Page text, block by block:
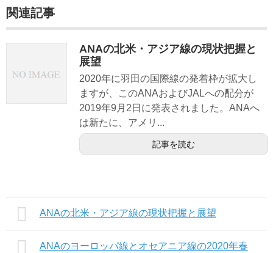
関連記事
ANAの北米・アジア線の現状把握と
展望
2020年に羽田の国際線の発着枠が拡大し
ますが、このANAおよびJALへの配分が
2019年9月2日に発表されました。ANAへ
は新たに、アメリ...
記事を読む
ANAの北米・アジア線の現状把握と展望
ANAのヨーロッパ線とオセアニア線の2020年春